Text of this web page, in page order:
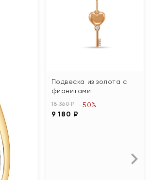
Подвеска из золота с
фианитами
18 360 ₽
9 180 ₽
-50%